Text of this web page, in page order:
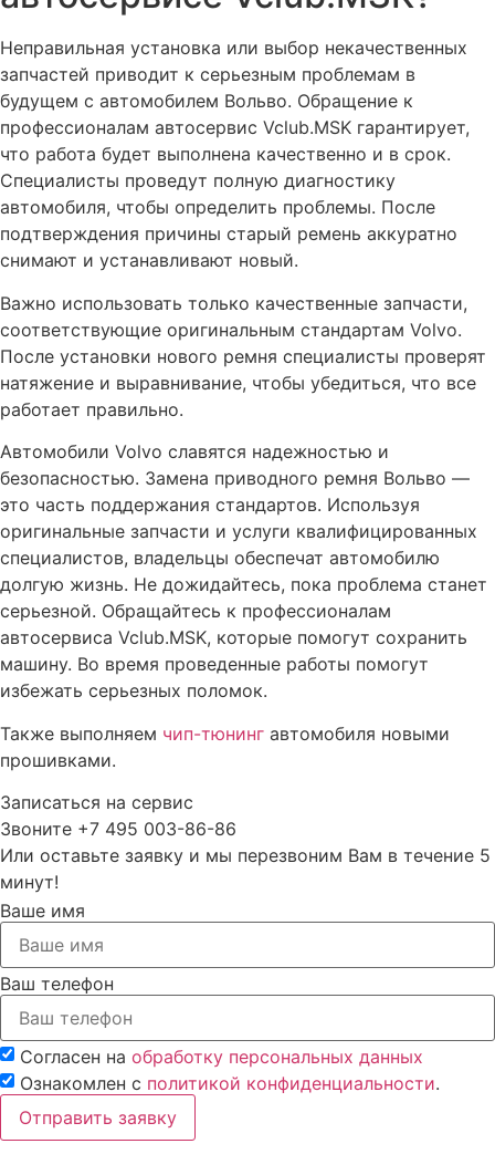
Активация ограничителя (лимитера) скорости Вольво
Дистанционный запуск двигателя Вольво или Webasto
штатным ключом – с 2012 модельного года
Прошивка блоков Вольво
Решаем проблему с работой Volvo on Call на Android
Решение проблемы с ошибкой ECM-P155168 по
форсункам
Устраняем ошибку ECM-P200000
Программирование ключа Вольво (Volvo)
Замена заднего сальника коленвала Вольво
Замена заднего сайлентблока автомобиля Вольво
Замена двигателя
Замена головки блока цилиндров (ГЕЦ)
Замена гидрокомпенсаторов автомобиля Вольво
Замена вкладышей коленвала Вольво (Volvo) в Москве
Диагностика турбины двигателя Вольво
Диагностика двигателя Вольво (Volvo) в Москве
Отключение системы Start/Stop Вольво
Активация штатной навигации Вольво с пробками (TMC)
и отображением информации на приборной панели
Неправильная установка или выбор некачественных
запчастей приводит к серьезным проблемам в
будущем с автомобилем Вольво. Обращение к
профессионалам автосервис Vclub.MSK гарантирует,
что работа будет выполнена качественно и в срок.
Специалисты проведут полную диагностику
автомобиля, чтобы определить проблемы. После
подтверждения причины старый ремень аккуратно
снимают и устанавливают новый.
Важно использовать только качественные запчасти,
соответствующие оригинальным стандартам Volvo.
После установки нового ремня специалисты проверят
натяжение и выравнивание, чтобы убедиться, что все
работает правильно.
Автомобили Volvo славятся надежностью и
безопасностью. Замена приводного ремня Вольво —
это часть поддержания стандартов. Используя
оригинальные запчасти и услуги квалифицированных
специалистов, владельцы обеспечат автомобилю
долгую жизнь. Не дожидайтесь, пока проблема станет
серьезной. Обращайтесь к профессионалам
автосервиса Vclub.MSK, которые помогут сохранить
машину. Во время проведенные работы помогут
избежать серьезных поломок.
Также выполняем чип-тюнинг автомобиля новыми
прошивками.
Записаться на сервис
Звоните +7 495 003-86-86
Или оставьте заявку и мы перезвоним Вам в течение 5
минут!
Ваше имя
Ваш телефон
Согласен на обработку персональных данных
Ознакомлен с политикой конфиденциальности.
Отправить заявку